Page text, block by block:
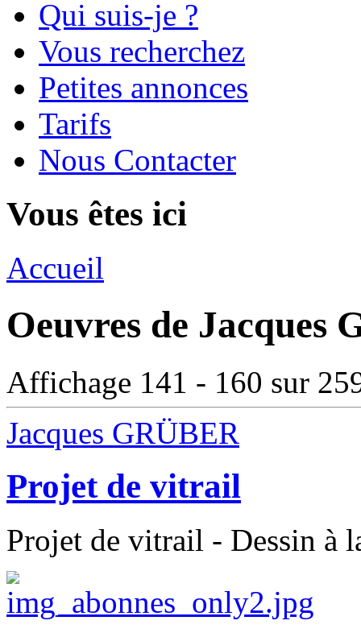
Qui suis-je ?
Vous recherchez
Petites annonces
Tarifs
Nous Contacter
Vous êtes ici
Accueil
Oeuvres de Jacques
Affichage 141 - 160 sur
Jacques GRÜBER
Projet de vitrail
Projet de vitrail - Dessin à